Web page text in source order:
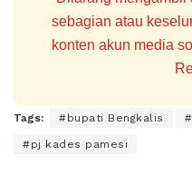
sebagian atau
konten akun media
Tags: #bupati Bengkalis
#pj kades pamesi